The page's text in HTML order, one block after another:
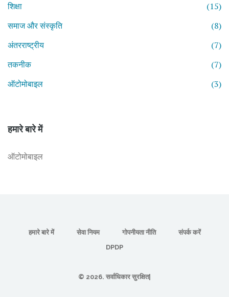
शिक्षा
(15)
समाज और संस्कृति
(8)
अंतरराष्ट्रीय
(7)
तकनीक
(7)
ऑटोमोबाइल
(3)
हमारे बारे में
ऑटोमोबाइल
हमारे बारे में सेवा नियम गोपनीयता नीति
संपर्क करें
DPDP
© 2026. सर्वाधिकार सुरक्षित|